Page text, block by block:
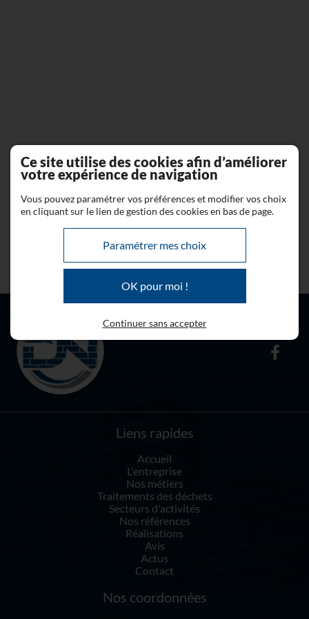
Liens rapides
Accueil
L'entreprise
Nos métiers
Traitements des déchets
Secteurs d'activités
Nos références
Réalisations
Avis
Actus
Contact
Nos coordonnées
Ce site utilise des cookies afin d’améliorer
votre expérience de navigation
Vous pouvez paramétrer vos préférences et modifier vos choix
en cliquant sur le lien de gestion des cookies en bas de page.
Paramétrer mes choix
OK pour moi !
Continuer sans accepter